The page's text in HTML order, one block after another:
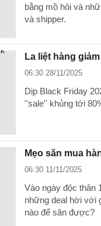
bằng mồ hôi và
và shipper.
La liệt hàng
06:30 28/11/2025
Dịp Black Friday
''sale'' khủng tới
Mẹo săn mua
06:30 11/11/2025
Vào ngày độc thân
những deal hời với
nào để săn được?